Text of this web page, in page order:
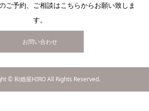
ご予約、ご相談はこちらからお願い致しま
す。
お問い合わせ
© 和婚屋HIRO All Rights Reserved.